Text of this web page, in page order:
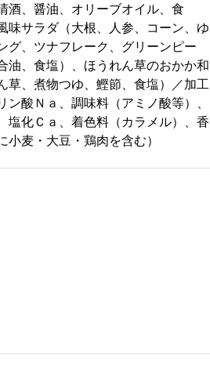
酒、醤油、オリーブオイル、食
味サラダ（大根、人参、コーン、ゆ
グ、ツナフレーク、グリーンピー
油、食塩）、ほうれん草のおかか和
草、煮物つゆ、鰹節、食塩）／加工
ン酸Ｎａ、調味料（アミノ酸等）、
塩化Ｃａ、着色料（カラメル）、香
小麦・大豆・鶏肉を含む）